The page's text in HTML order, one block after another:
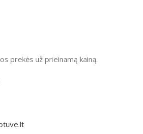
prekės už prieinamą kainą.